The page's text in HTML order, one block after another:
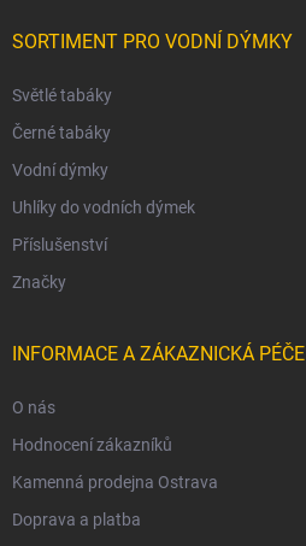
SORTIMENT PRO VODNÍ DÝMKY
Světlé tabáky
Černé tabáky
Vodní dýmky
Uhlíky do vodních dýmek
Příslušenství
Značky
INFORMACE A ZÁKAZNICKÁ PÉČE
O nás
Hodnocení zákazníků
Kamenná prodejna Ostrava
Doprava a platba